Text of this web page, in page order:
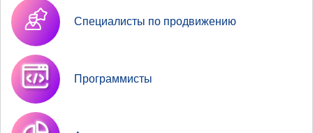
Специалисты по продвижению
Программисты